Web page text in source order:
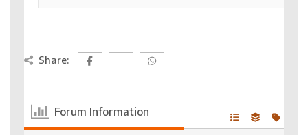
Share:
Forum Information